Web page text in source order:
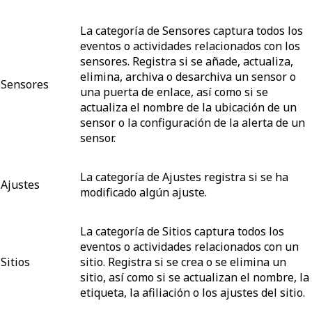
Sensores
La categoría de Sensores captura todos los
eventos o actividades relacionados con los
sensores. Registra si se añade, actualiza,
elimina, archiva o desarchiva un sensor o
una puerta de enlace, así como si se
actualiza el nombre de la ubicación de un
sensor o la configuración de la alerta de un
sensor.
Ajustes
La categoría de Ajustes registra si se ha
modificado algún ajuste.
Sitios
La categoría de Sitios captura todos los
eventos o actividades relacionados con un
sitio. Registra si se crea o se elimina un
sitio, así como si se actualizan el nombre, la
etiqueta, la afiliación o los ajustes del sitio.